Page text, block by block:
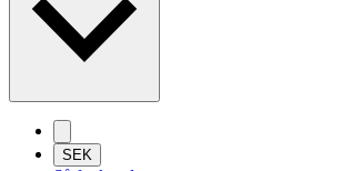
SEK